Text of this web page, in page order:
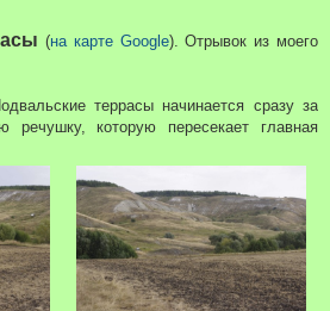
(на карте Google). Отрывок из моего
террасы начинается сразу за
речушку, которую пересекает главная